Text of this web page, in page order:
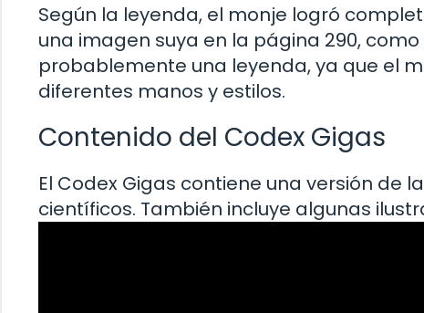
Según la leyenda, el monje logró
una imagen suya en la página 290,
probablemente una leyenda, ya que el
diferentes manos y estilos.
Contenido del Codex Gigas
El Codex Gigas contiene una versión de
científicos. También incluye algunas